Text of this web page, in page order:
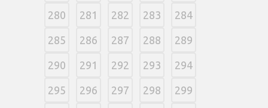
280 281 282 283 284
285 286 287 288 289
290 291 292 293 294
295 296 297 298 299